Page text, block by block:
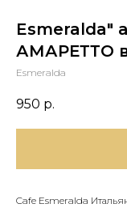
Esmeralda"
АМАРЕТТО в
Esmeralda
950 р.
Cafe Esmeralda